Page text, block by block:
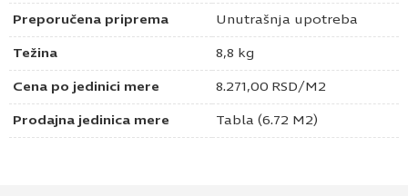
Preporučena priprema Unutrašnja upotreba
Težina 8,8 kg
Cena po jedinici mere 8.271,00 RSD/M2
Prodajna jedinica mere Tabla (6.72 M2)